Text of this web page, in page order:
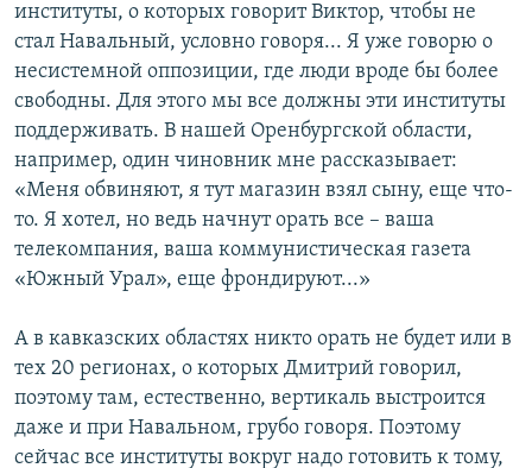
институты, о которых говорит Виктор, чтобы не
стал Навальный, условно говоря... Я уже говорю о
несистемной оппозиции, где люди вроде бы более
свободны. Для этого мы все должны эти институты
поддерживать. В нашей Оренбургской области,
например, один чиновник мне рассказывает:
«Меня обвиняют, я тут магазин взял сыну, еще что-
то. Я хотел, но ведь начнут орать все – ваша
телекомпания, ваша коммунистическая газета
«Южный Урал», еще фрондируют...»
А в кавказских областях никто орать не будет или в
тех 20 регионах, о которых Дмитрий говорил,
поэтому там, естественно, вертикаль выстроится
даже и при Навальном, грубо говоря. Поэтому
сейчас все институты вокруг надо готовить к тому,